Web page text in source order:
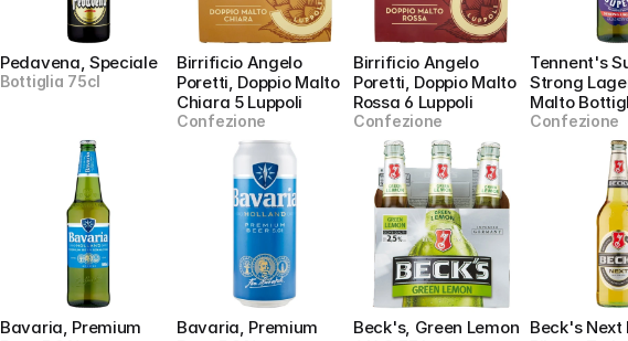
Pedavena, Speciale
Bottiglia 75cl
Birrificio Angelo
Poretti, Doppio Malto
Chiara 5 Luppoli
Confezione
Birrificio Angelo
Poretti, Doppio Malto
Rossa 6 Luppoli
Confezione
Tennent's
Strong
Malto
Confezione
Bavaria, Premium
Bavaria, Premium
Beck's, Green Lemon Beck's Next